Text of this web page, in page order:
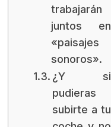
trabajarán
juntos en
«paisajes
sonoros».
¿Y si
pudieras
subirte a tu